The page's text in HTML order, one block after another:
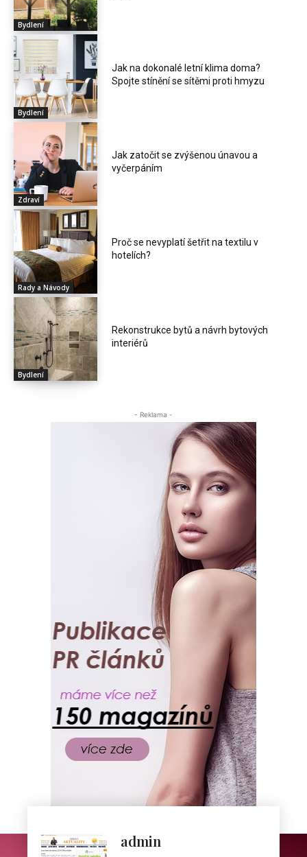
Bydlení
Bydlení
Jak na dokonalé letní klima doma?
Spojte stínění se sítěmi proti hmyzu
Zdraví
Jak zatočit se zvýšenou únavou a
vyčerpáním
Rady a Návody
Proč se nevyplatí šetřit na textilu v
hotelích?
Bydlení
Rekonstrukce bytů a návrh bytových
interiérů
- Reklama -
admin